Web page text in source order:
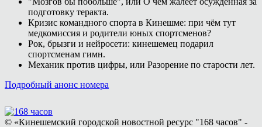
подготовку теракта.
Кризис командного спорта в Кинешме: при чём тут
медкомиссия и родители юных спортсменов?
Рок, брызги и нейросети: кинешемец подарил
спортсменам гимн.
Механик против цифры, или Разорение по старости лет.
Подробный анонс номера
© «Кинешемский городской новостной ресурс "168 часов" -